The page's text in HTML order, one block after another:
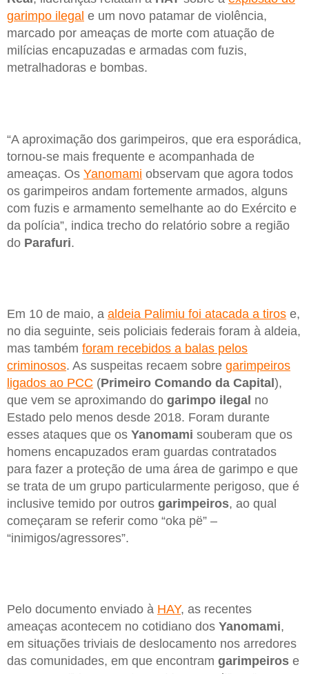
garimpo ilegal e um novo patamar de violência,
marcado por ameaças de morte com atuação de
milícias encapuzadas e armadas com fuzis,
metralhadoras e bombas.
“A aproximação dos garimpeiros, que era esporádica,
tornou-se mais frequente e acompanhada de
ameaças. Os Yanomami observam que agora todos
os garimpeiros andam fortemente armados, alguns
com fuzis e armamento semelhante ao do Exército e
da polícia”, indica trecho do relatório sobre a região
do Parafuri.
Em 10 de maio, a aldeia Palimiu foi atacada a tiros e,
no dia seguinte, seis policiais federais foram à aldeia,
mas também foram recebidos a balas pelos
criminosos. As suspeitas recaem sobre garimpeiros
ligados ao PCC (Primeiro Comando da Capital),
que vem se aproximando do garimpo ilegal no
Estado pelo menos desde 2018. Foram durante
esses ataques que os Yanomami souberam que os
homens encapuzados eram guardas contratados
para fazer a proteção de uma área de garimpo e que
se trata de um grupo particularmente perigoso, que é
inclusive temido por outros garimpeiros, ao qual
começaram se referir como “oka pë” –
“inimigos/agressores”.
Pelo documento enviado à HAY, as recentes
ameaças acontecem no cotidiano dos Yanomami,
em situações triviais de deslocamento nos arredores
das comunidades, em que encontram garimpeiros e